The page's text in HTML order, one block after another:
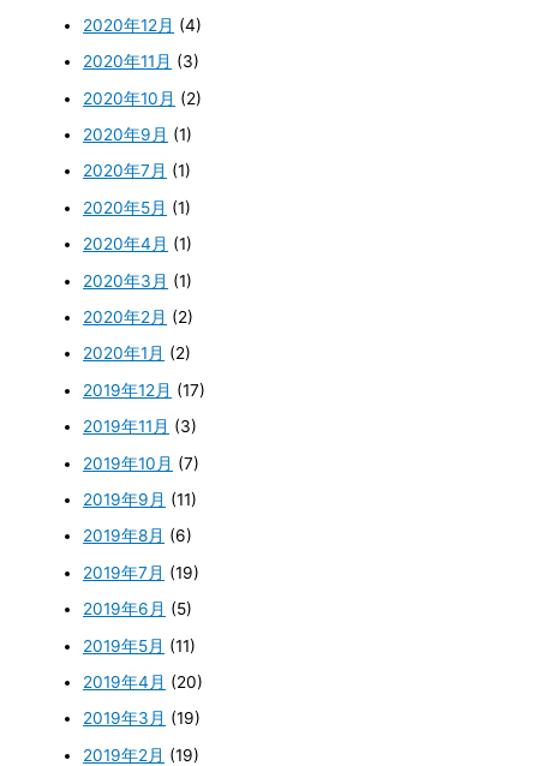
2020年12月 (4)
2020年11月 (3)
2020年10月 (2)
2020年9月 (1)
2020年7月 (1)
2020年5月 (1)
2020年4月 (1)
2020年3月 (1)
2020年2月 (2)
2020年1月 (2)
2019年12月 (17)
2019年11月 (3)
2019年10月 (7)
2019年9月 (11)
2019年8月 (6)
2019年7月 (19)
2019年6月 (5)
2019年5月 (11)
2019年4月 (20)
2019年3月 (19)
2019年2月 (19)